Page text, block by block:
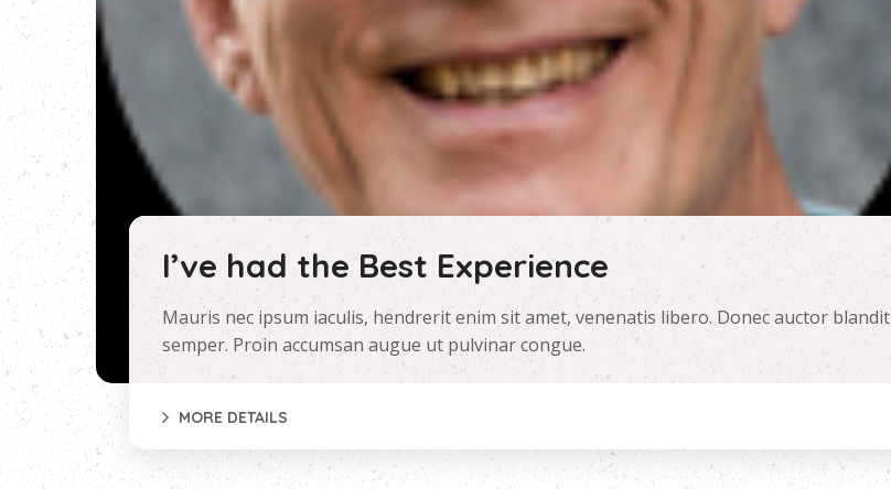
I’ve had the Best Experience
Mauris nec ipsum iaculis, hendrerit enim sit amet, venenatis libero. Donec auctor blandit
semper. Proin accumsan augue ut pulvinar congue.
MORE DETAILS